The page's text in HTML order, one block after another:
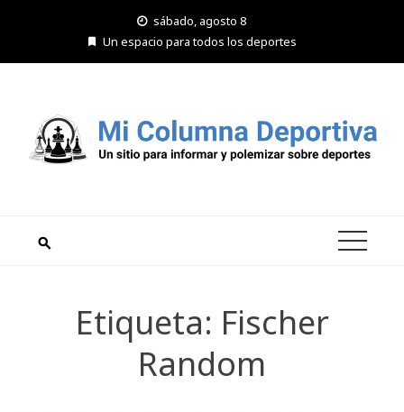
sábado, agosto 8
Un espacio para todos los deportes
Etiqueta: Fischer
Random